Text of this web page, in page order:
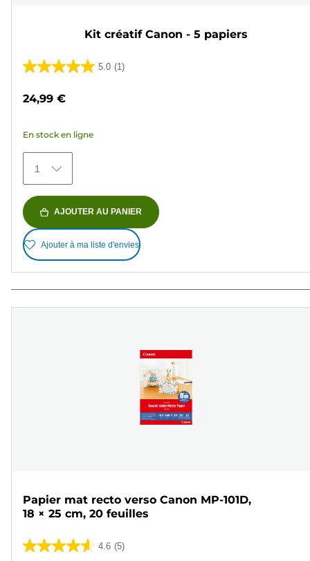
Kit créatif Canon - 5 papiers
5.0 (1)
5.0
1
avis
24,99 €
En stock en ligne
1
AJOUTER AU PANIER
Ajouter à ma liste d'envies
Papier mat recto verso Canon MP-101D,
18 × 25 cm, 20 feuilles
4.6 (5)
4.6